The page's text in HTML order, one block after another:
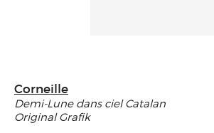
Corneille
Demi-Lune dans ciel Catalan
Original Grafik